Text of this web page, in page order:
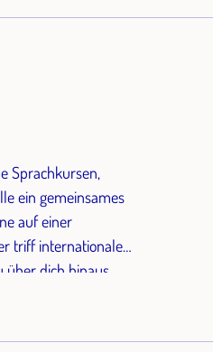
Sprachkursen,
ein gemeinsames
auf einer
triff internationale
dich hinaus,